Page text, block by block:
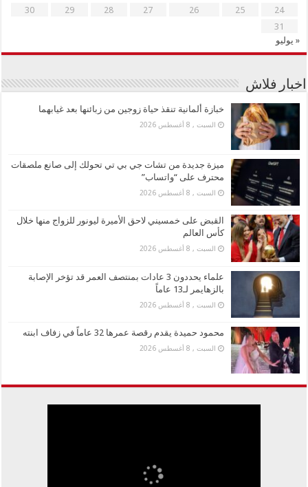
24
25
26
27
28
29
30
31
« يوليو
اخبار فلاش
خبازة ألمانية تنقذ حياة زوجين من زبائنها بعد غيابهما
السبت , 8 أغسطس 2026
ميزة جديدة من تشات جي بي تي تحولك إلى صانع ملصقات
محترف على “واتساب”
السبت , 8 أغسطس 2026
القبض على خمسيني لاحق الأميرة ليونور للزواج منها خلال
كأس العالم
السبت , 8 أغسطس 2026
علماء يحددون 3 عادات بمنتصف العمر قد تؤخر الإصابة
بالزهايمر لـ13 عاماً
السبت , 8 أغسطس 2026
محمود حميدة يقدم رقصة عمرها 32 عاماً في زفاف ابنته
السبت , 8 أغسطس 2026